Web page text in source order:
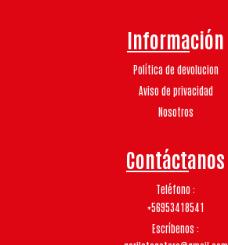
Información
Política de devolucion
Aviso de privacidad
Nosotros
Contáctanos
Teléfono
+56953418541
Escríbenos